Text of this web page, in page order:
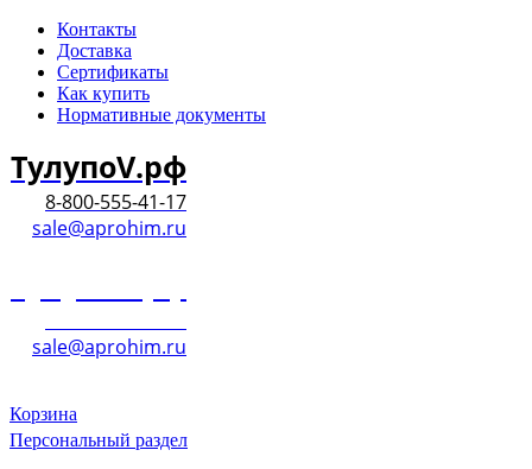
Контакты
Доставка
Сертификаты
Как купить
Нормативные документы
ТулупоV.рф
8-800-555-41-17
sale@aprohim.ru
sale@aprohim.ru
Корзина
Персональный раздел